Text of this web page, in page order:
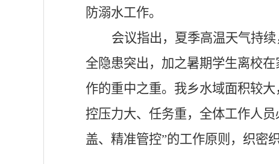
防溺水工作。
会议指出，夏季高温天气持
全隐患突出，加之暑期学生离校
作的重中之重。我乡水域面积较
控压力大、任务重，全体工作人
盖、精准管控”的工作原则，织密